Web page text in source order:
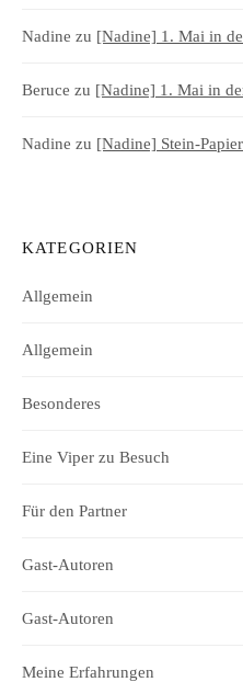
Nadine zu [Nadine] 1. Mai in
Beruce zu [Nadine] 1. Mai in
Nadine zu [Nadine] Stein-
KATEGORIEN
Allgemein
Allgemein
Besonderes
Eine Viper zu Besuch
Für den Partner
Gast-Autoren
Gast-Autoren
Meine Erfahrungen